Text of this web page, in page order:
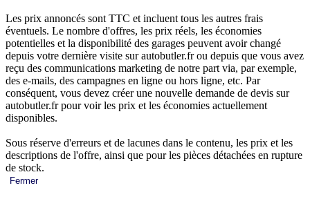
Les prix annoncés sont TTC et incluent tous les autres frais
éventuels. Le nombre d'offres, les prix réels, les économies
potentielles et la disponibilité des garages peuvent avoir changé
depuis votre dernière visite sur autobutler.fr ou depuis que vous avez
reçu des communications marketing de notre part via, par exemple,
des e-mails, des campagnes en ligne ou hors ligne, etc. Par
conséquent, vous devez créer une nouvelle demande de devis sur
autobutler.fr pour voir les prix et les économies actuellement
disponibles.
Sous réserve d'erreurs et de lacunes dans le contenu, les prix et les
descriptions de l'offre, ainsi que pour les pièces détachées en rupture
de stock.
Fermer